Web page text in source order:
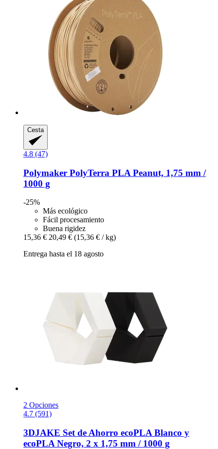
Cesta
4.8 (47)
Polymaker PolyTerra PLA Peanut, 1,75 mm /
1000 g
-25%
Más ecológico
Fácil procesamiento
Buena rigidez
15,36 € 20,49 € (15,36 € / kg)
Entrega hasta el 18 agosto
2 Opciones
4.7 (591)
3DJAKE Set de Ahorro ecoPLA Blanco y
ecoPLA Negro, 2 x 1,75 mm / 1000 g